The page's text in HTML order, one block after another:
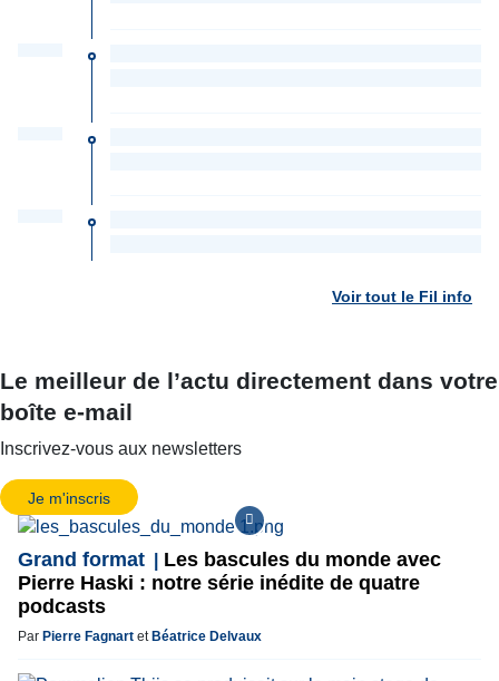
Voir tout le Fil info
Le meilleur de l’actu directement dans votre
boîte e-mail
Inscrivez-vous aux newsletters
Je m'inscris
Grand format
Les bascules du monde avec
Pierre Haski : notre série inédite de quatre
podcasts
Par Pierre Fagnart et Béatrice Delvaux